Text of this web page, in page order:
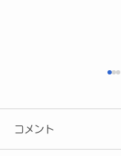
間の診療につ
コメント